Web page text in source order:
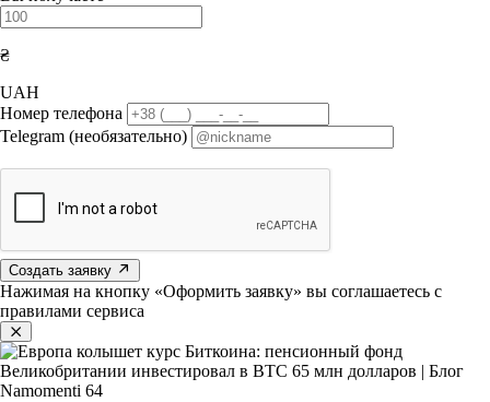
₴
UAH
Номер телефона
Telegram (необязательно)
Создать заявку
Нажимая на кнопку «Оформить заявку» вы соглашаетесь с
правилами сервиса